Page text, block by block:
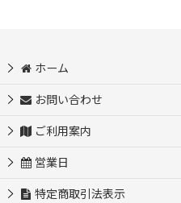
ホーム
お問い合わせ
ご利用案内
営業日
特定商取引法表示